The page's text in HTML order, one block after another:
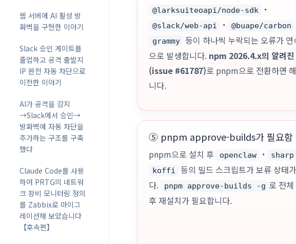
웹 서버에 AI 활성 방
화벽을 구현한 이야기
Slack 승인 게이트를
졸업하고 공격 출발지
IP 완전 자동 차단으로
이전한 이야기
AI가 공격을 감지
→Slack에서 승인→
방화벽에 자동 차단을
추가하는 구조를 구축
했다
Claude Code를 사용
하여 PRTG의 네트워
크 장비 모니터링 정의
를 Zabbix로 마이그
레이션해 보았습니다
【후속편】
@larksuiteoapi/node-sdk ・
@slack/web-api ・ @buape/carbon
grammy
등이 하나씩 누락되는 오류가 연
으로 발생합니다. npm 2026.4.x의 알려진
(issue #61787)로 pnpm으로 전환하면
니다.
⑤ pnpm approve-builds가 필요함
pnpm으로 설치 후 openclaw ・ sharp
koffi
등의 빌드 스크립트가 보류 상태
다.
pnpm approve-builds -g 로 전체
후 재설치가 필요합니다.